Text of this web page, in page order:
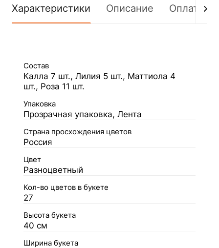
Характеристики Описание Оплата
Состав
Калла 7 шт., Лилия 5 шт., Маттиола 4
шт., Роза 11 шт.
Упаковка
Прозрачная упаковка, Лента
Страна просхождения цветов
Россия
Цвет
Разноцветный
Кол-во цветов в букете
27
Высота букета
40 см
Ширина букета